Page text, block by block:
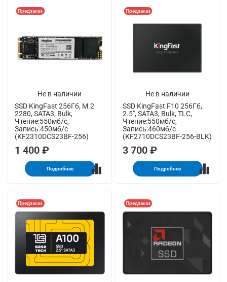
Не в наличии
Предзаказ
SSD KingFast 256Гб, M.2
2280, SATA3, Bulk,
Чтение:550мб/с,
Запись:450мб/с
(KF2310DCS23BF-256)
1 400 ₽
Подробнее
Не в наличии
Предзаказ
SSD KingFast F10 256Гб,
2.5", SATA3, Bulk, TLC,
Чтение:550мб/с,
Запись:460мб/с
(KF2710DCS23BF-256-BLK)
3 700 ₽
Подробнее
Предзаказ Предзаказ